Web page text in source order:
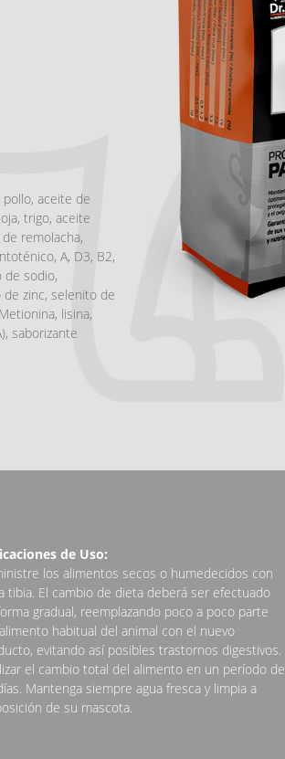
pollo, aceite de
trigo, aceite
remolacha,
A, D3, B2,
de sodio,
zinc, selenito de
lisina,
saborizante
de Uso:
los alimentos secos o humedecidos con
tibia. El cambio de dieta deberá ser efectuado
gradual, reemplazando poco a poco parte
habitual del animal con el nuevo
evitando así posibles trastornos digestivos.
el cambio total del alimento en un período de
Mantenga siempre agua fresca y limpia a
de su mascota.